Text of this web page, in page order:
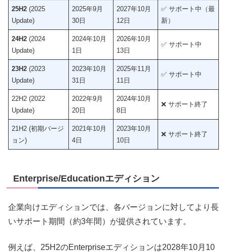
25H2 (2025
Update)
2025年9月
30日
2027年10月
12日
✅ サポート中（最
新）
24H2 (2024
Update)
2024年10月
1日
2026年10月
13日
✅ サポート中
23H2 (2023
Update)
2023年10月
31日
2025年11月
11日
✅ サポート中
22H2 (2022
Update)
2022年9月
20日
2024年10月
8日
❌ サポート終了
21H2 (初期バージ
ョン)
2021年10月
4日
2023年10月
10日
❌ サポート終了
Enterprise/Educationエディション
企業向けエディションでは、各バージョンに対してより長
いサポート期間（約3年間）が提供されています。
例えば、25H2のEnterpriseエディションは2028年10月10